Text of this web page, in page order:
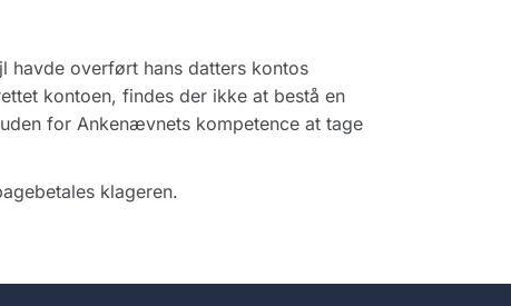
havde overført hans datters kontos
kontoen, findes der ikke at bestå en
for Ankenævnets kompetence at tage
klageren.